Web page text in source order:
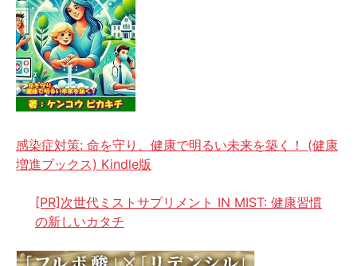
感染症対策: 命を守り、健康で明るい未来を築く！ (健康
増進ブックス) Kindle版
[PR]次世代ミストサプリメント IN MIST: 健康習慣
の新しいカタチ